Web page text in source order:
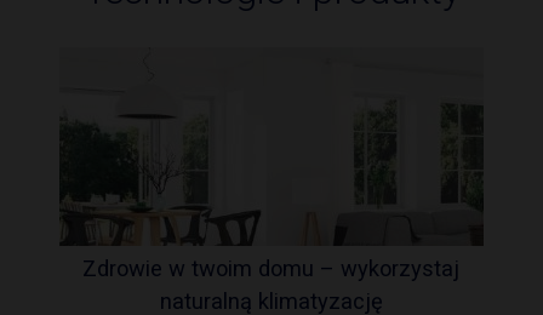
Zdrowie w twoim domu – wykorzystaj
naturalną klimatyzację